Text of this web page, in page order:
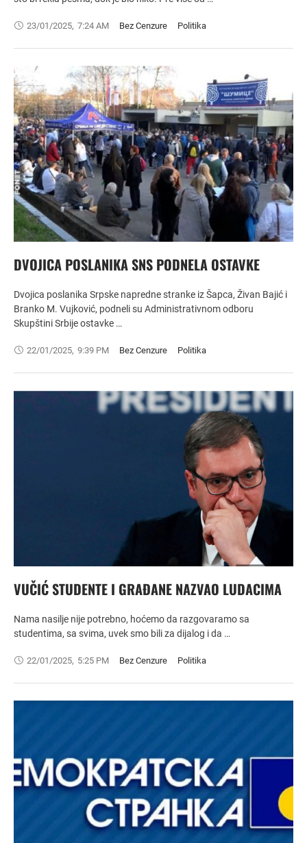
23/01/2025, 7:24 AM Bez Cenzure Politika
DVOJICA POSLANIKA SNS PODNELA OSTAVKE
Dvojica poslanika Srpske napredne stranke iz Šapca, Živan Bajić i
Branko M. Vujković, podneli su Administrativnom odboru
Skupštini Srbije ostavke …
22/01/2025, 9:39 PM Bez Cenzure Politika
VUČIĆ STUDENTE I GRAĐANE NAZVAO LUDACIMA
Nama nasilje nije potrebno, hoćemo da razgovaramo sa
studentima, sa svima, uvek smo bili za dijalog i da …
22/01/2025, 5:25 PM Bez Cenzure Politika